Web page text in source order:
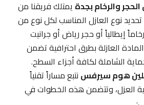
والرخام بجدةيمتلك فريقنا من
نوع العازل المناسب لكل نوع من
إيطالياً أو حجر رياض أو جرانيت
العازلة بطرق احترافية تضمن
الشاملة لكافة أجزاء السطح.
هوم سيرفسنتبع مساراً تقنياً
وتتضمن هذه الخطوات في